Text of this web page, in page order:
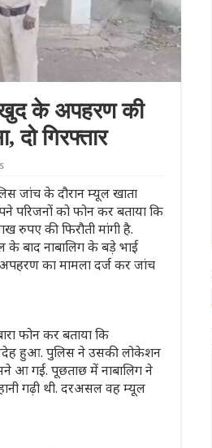
खुद के अपहरण की
गिरफ्तार
जांच के दौरान म्यूल खाता
परिजनों को फोन कर बताया कि
की फिरौती मांगी है.
बाद नाबालिग के बड़े भाई
का मामला दर्ज कर जांच
फोन कर बताया कि
हुआ. पुलिस ने उसकी लोकेशन
आ गई. पूछताछ में नाबालिग ने
गढ़ी थी. दरअसल वह म्यूल